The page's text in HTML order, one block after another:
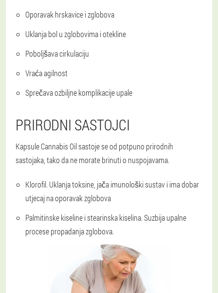
Oporavak hrskavice i zglobova
Uklanja bol u zglobovima i otekline
Poboljšava cirkulaciju
Vraća agilnost
Sprečava ozbiljne komplikacije upale
PRIRODNI SASTOJCI
Kapsule Cannabis Oil sastoje se od potpuno prirodnih
sastojaka, tako da ne morate brinuti o nuspojavama.
Klorofil. Uklanja toksine, jača imunološki sustav i ima dobar
utjecaj na oporavak zglobova
Palmitinske kiseline i stearinska kiselina. Suzbija upalne
procese propadanja zglobova.